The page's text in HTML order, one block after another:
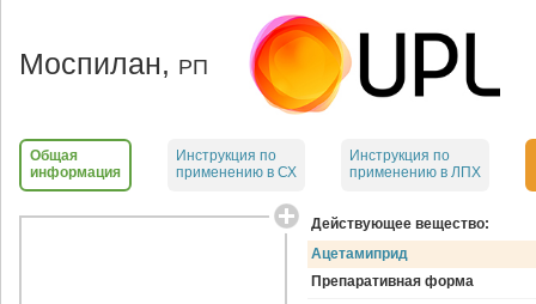
Моспилан, РП
Общая
информация
Инструкция по
применению в СХ
Инструкция по
применению в ЛПХ
Действующее вещество:
Ацетамиприд
Препаративная форма